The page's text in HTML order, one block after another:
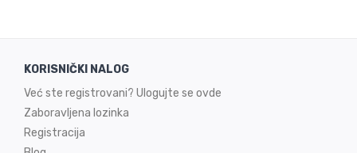
KORISNIČKI NALOG
Već ste registrovani? Ulogujte se ovde
Zaboravljena lozinka
Registracija